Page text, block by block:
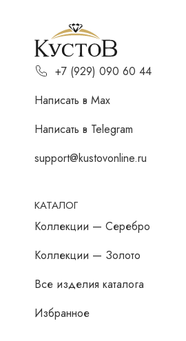
+7 (929) 090 60 44
Написать в Мах
Написать в Telegram
support@kustovonline.ru
КАТАЛОГ
Коллекции — Серебро
Коллекции — Золото
Все изделия каталога
Избранное